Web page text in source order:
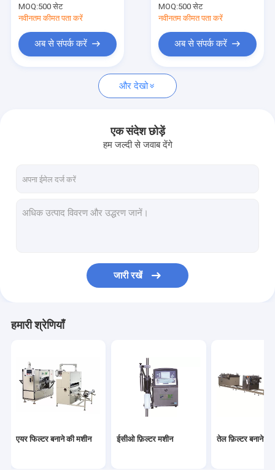
एक बोली का अनुरोध
एयर फिल्टर बनाने की मशीन
रोटरी प्लाटिंग मशीन
फ़िल्टर वेल्डिंग मशीन
HEPA फ़िल्टर पेपर
पु एयर फ़िल्टर
MOQ:500 सेट
नवीनतम कीमत पता करें
अब से संपर्क करें
MOQ:500 सेट
नवीनतम कीमत पता करें
अब से संपर्क करें
और देखो
एक संदेश छोड़ें
हम जल्दी से जवाब देंगे
जारी रखें
हमारी श्रेणियाँ
एयर फिल्टर बनाने की मशीन ईसीओ फ़िल्टर मशीन तेल फ़िल्टर बनाने की